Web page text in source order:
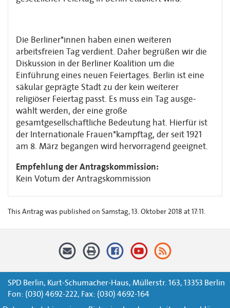
Die Berliner*innen haben einen weiteren
arbeitsfreien Tag verdient. Daher begrüßen wir die
Diskussion in der Berliner Koalition um die
Einführung eines neuen Feiertages. Berlin ist eine
säkular geprägte Stadt zu der kein weiterer
religiöser Feiertag passt. Es muss ein Tag ausge­
wählt werden, der eine große
gesamtgesellschaftliche Bedeutung hat. Hierfür ist
der Interna­tionale Frauen*kampftag, der seit 1921
am 8. März begangen wird hervorragend geeignet.
Empfehlung der Antragskommission:
Kein Votum der Antragskommission
This Antrag was published on Samstag, 13. Oktober 2018 at 17:11.
SPD Berlin, Kurt-Schumacher-Haus, Müllerstr. 163, 13353 Berlin
Fon: (030) 4692-222, Fax: (030) 4692-164